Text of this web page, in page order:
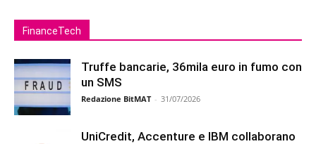
FinanceTech
Truffe bancarie, 36mila euro in fumo con
un SMS
Redazione BitMAT - 31/07/2026
UniCredit, Accenture e IBM collaborano